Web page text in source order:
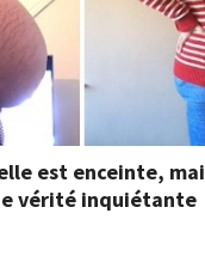
est enceinte,
vérité inquiétante